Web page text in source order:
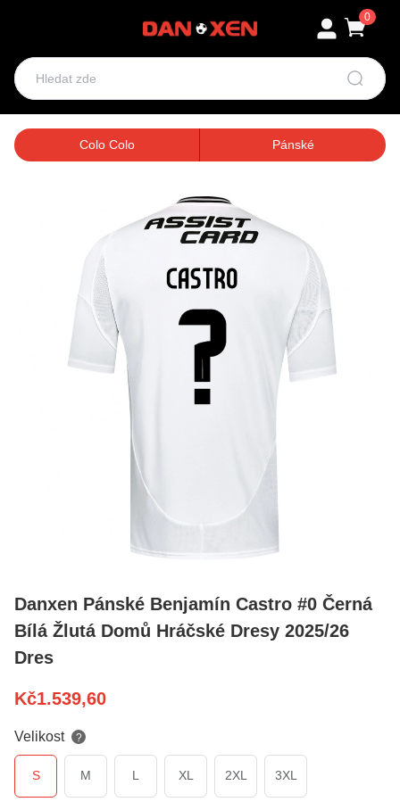
0
Colo Colo Pánské
Danxen Pánské Benjamín Castro #0 Černá
Bílá Žlutá Domů Hráčské Dresy 2025/26
Dres
Kč1.539,60
Velikost ?
S M L XL 2XL 3XL